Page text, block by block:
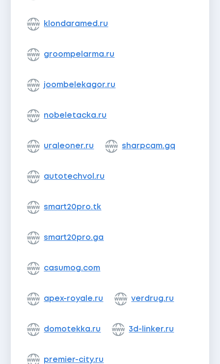
klondaramed.ru
groompelarma.ru
joombelekagor.ru
nobeletacka.ru
uraleoner.ru sharpcam.gq
autotechvol.ru
smart20pro.tk
smart20pro.ga
casumog.com
apex-royale.ru verdrug.ru
domotekka.ru 3d-linker.ru
premier-city.ru